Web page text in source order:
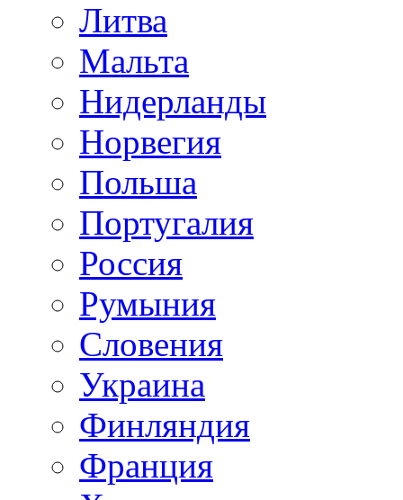
Литва
Мальта
Нидерланды
Норвегия
Польша
Португалия
Россия
Румыния
Словения
Украина
Финляндия
Франция